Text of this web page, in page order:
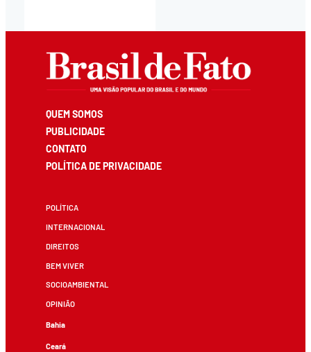
QUEM SOMOS
PUBLICIDADE
CONTATO
POLÍTICA DE PRIVACIDADE
POLÍTICA
INTERNACIONAL
DIREITOS
BEM VIVER
SOCIOAMBIENTAL
OPINIÃO
Bahia
Ceará